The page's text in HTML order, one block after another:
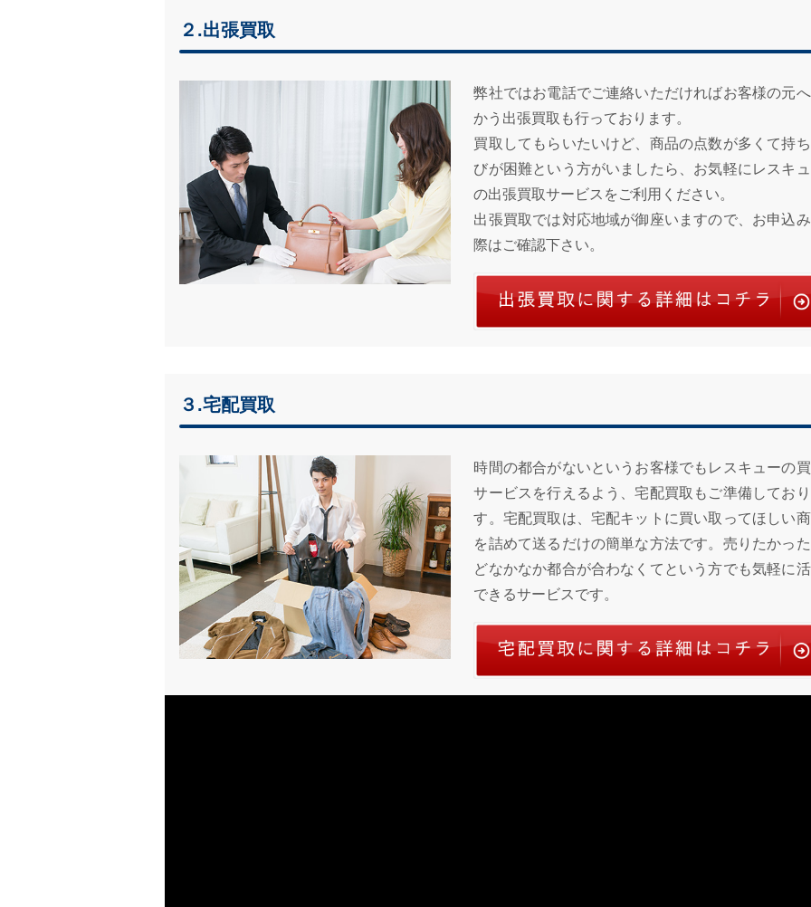
２.出張買取
弊社ではお電話でご連絡いただければお客様の元
かう出張買取も行っております。
買取してもらいたいけど、商品の点数が多くて持
びが困難という方がいましたら、お気軽にレスキ
の出張買取サービスをご利用ください。
出張買取では対応地域が御座いますので、お申込
際はご確認下さい。
３.宅配買取
時間の都合がないというお客様でもレスキューの
サービスを行えるよう、宅配買取もご準備してお
す。宅配買取は、宅配キットに買い取ってほしい
を詰めて送るだけの簡単な方法です。売りたかっ
どなかなか都合が合わなくてという方でも気軽に
できるサービスです。